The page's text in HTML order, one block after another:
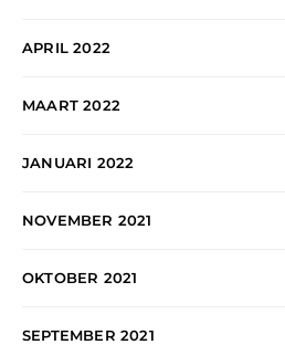
APRIL 2022
MAART 2022
JANUARI 2022
NOVEMBER 2021
OKTOBER 2021
SEPTEMBER 2021